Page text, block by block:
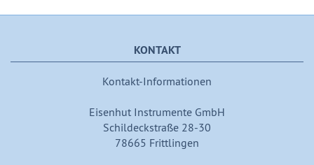
KONTAKT
Kontakt-Informationen
Eisenhut Instrumente GmbH
Schildeckstraße 28-30
78665 Frittlingen